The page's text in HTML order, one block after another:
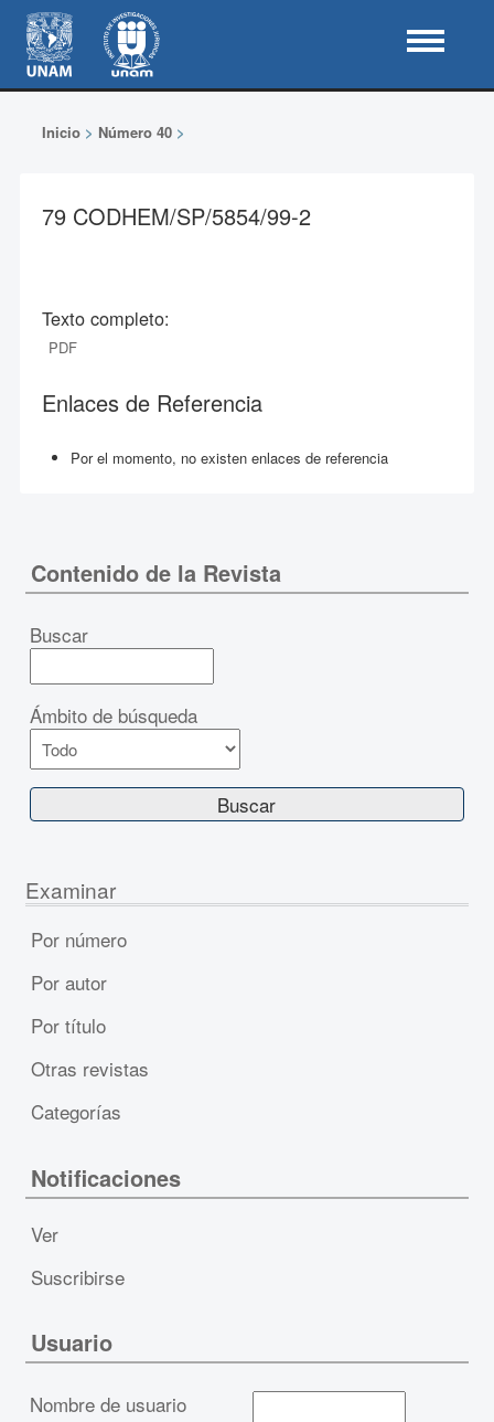
Inicio> Número 40>
79 CODHEM/SP/5854/99-2
Texto completo:
PDF
Enlaces de Referencia
Por el momento, no existen enlaces de referencia
Contenido de la Revista
Buscar
Ámbito de búsqueda
Examinar
Por número
Por autor
Por título
Otras revistas
Categorías
Notificaciones
Ver
Suscribirse
Usuario
Nombre de usuario